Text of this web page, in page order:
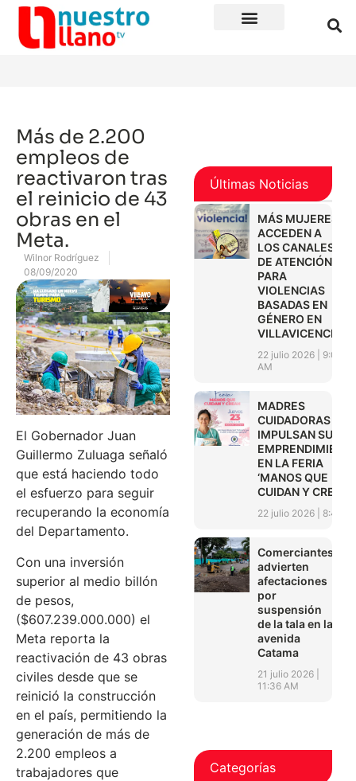
Más de 2.200
empleos de
reactivaron tras
el reinicio de 43
obras en el
Meta.
Wilnor Rodríguez
08/09/2020
El Gobernador Juan
Guillermo Zuluaga señaló
que está haciendo todo
el esfuerzo para seguir
recuperando la economía
del Departamento.
Con una inversión
superior al medio billón
de pesos,
($607.239.000.000) el
Meta reporta la
reactivación de 43 obras
civiles desde que se
reinició la construcción
en el país, permitiendo la
generación de más de
2.200 empleos a
trabajadores que
Últimas Noticias
MÁS MUJERES
ACCEDEN A
LOS CANALES
DE ATENCIÓN
PARA
VIOLENCIAS
BASADAS EN
GÉNERO EN
VILLAVICENCIO
22 julio 2026
9:01
AM
MADRES
CUIDADORAS
IMPULSAN SUS
EN LA FERIA
‘MANOS QUE
CUIDAN Y CREAN’
22 julio 2026 8:45
Comerciantes
advierten
afectaciones
por
suspensión
de la tala en la
avenida
Catama
21 julio 2026
11:36 AM
Categorías